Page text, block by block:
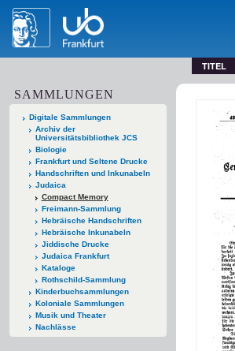
TITEL
SAMMLUNGEN
Digitale Sammlungen
Archiv der
Universitätsbibliothek JCS
Biologie
Frankfurt und Seltene Drucke
Handschriften und Inkunabeln
Judaica
Compact Memory
Freimann-Sammlung
Hebräische Handschriften
Hebräische Inkunabeln
Jiddische Drucke
Judaica Frankfurt
Kataloge
Rothschild-Sammlung
Kinderbuchsammlungen
Koloniale Sammlungen
Musik und Theater
Nachlässe